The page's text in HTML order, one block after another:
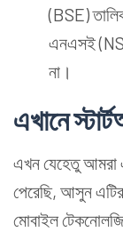
(BSE)
এনএসই
না।
এখানে
এখন যেহেতু
পেরেছি, আসুন এটির
মোবাইল